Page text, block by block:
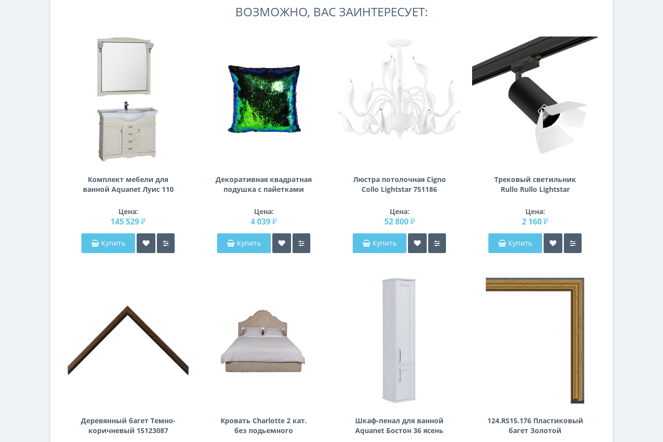
ВОЗМОЖНО, ВАС ЗАИНТЕРЕСУЕТ:
Комплект мебели для
ванной Aquanet Луис 110
Цена:
145 529 ₽
Купить
Декоративная квадратная
подушка с пайетками
28ML-P00114
Цена:
4 039 ₽
Купить
Люстра потолочная Cigno
Collo Lightstar 751186
Цена:
52 800 ₽
Купить
Трековый светильник
Rullo Rullo Lightstar
Цена:
2 160 ₽
Купить
Деревянный багет Темно-
коричневый 15123087
Кровать Charlotte 2 кат.
без подьемного
Шкаф-пенал для ванной
Aquanet Бостон 36 ясень
124.RS15.176 Пластиковый
багет Золотой